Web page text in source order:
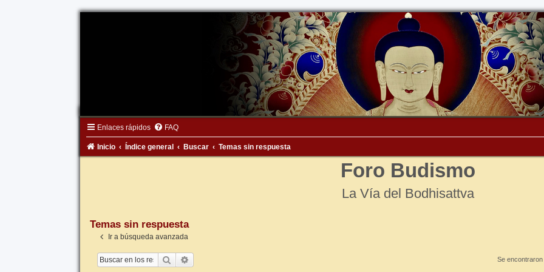
Enlaces rápidos FAQ
Inicio Índice general Buscar Temas sin respuesta
Foro Budismo
La Vía del Bodhisattva
Temas sin respuesta
Ir a búsqueda avanzada
Buscar Se